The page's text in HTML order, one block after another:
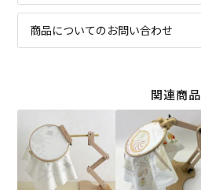
商品についてのお問い合わせ
関連商品